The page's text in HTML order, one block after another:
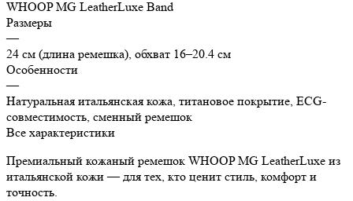
WHOOP MG LeatherLuxe Band
Размеры
—
24 см (длина ремешка), обхват 16–20.4 см
Особенности
—
Натуральная итальянская кожа, титановое покрытие, ECG-
совместимость, сменный ремешок
Все характеристики
Премиальный кожаный ремешок WHOOP MG LeatherLuxe из
итальянской кожи — для тех, кто ценит стиль, комфорт и
точность.